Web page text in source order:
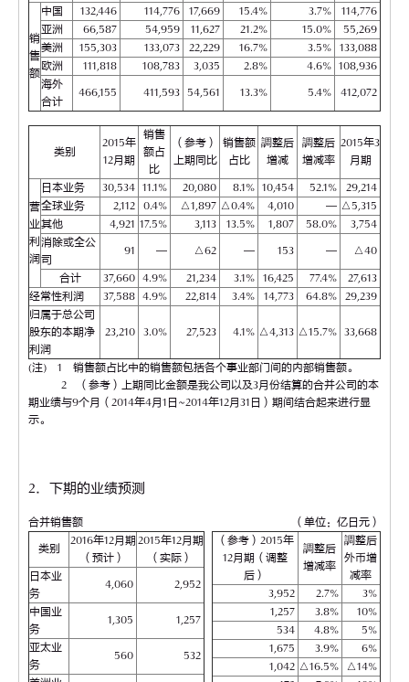
销
售
额
中国 132,446 114,776 17,669 15.4% 3.7%
114,776
亚洲
66,587 54,959 11,627 21.2% 15.0%
55,269
美洲
155,303 133,073 22,229 16.7% 3.5%
133,088
欧洲
111,818 108,783 3,035 2.8% 4.6% 108,936
海外
合计
466,155 411,593 54,561 13.3% 5.4% 412,072
类别
2015年
12月期
销售
额占
比
（参考）
上期同比
销售额
占比
調整后
增减
調整后
增减率
2015年3
月期
营
业
利
润
日本业务 30,534 11.1% 20,080 8.1% 10,454 52.1%
29,214
全球业务
2,112 0.4% △1,897 △0.4% 4,010 ― △5,315
其他
4,921 17.5% 3,113 13.5% 1,807 58.0%
3,754
消除或全公
司
91 ― △62 ― 153 ― △40
合计 37,660 4.9% 21,234 3.1% 16,425 77.4%
27,613
经常性利润
37,588 4.9% 22,814 3.4% 14,773 64.8%
29,239
归属于总公司
股东的本期净
利润
23,210 3.0% 27,523 4.1% △4,313 △15.7% 33,668
(注) 1 销售额占比中的销售额包括各个事业部门间的内部销售额。
2 （参考）上期同比金额是我公司以及3月份结算的合并公司的本
期业绩与9个月（2014年4月1日~2014年12月31日）期间结合起来进行显
示。
2．下期的业绩预测
合并销售额 （单位：亿日元）
类别
2016年12月期
（预计）
2015年12月期
（实际）
日本业
务
4,060 2,952
中国业
务
1,305 1,257
亚太业
务
560 532
（参考）2015年
12月期（调整
后）
調整后
增减率
調整后
外币增
减率
3,952
2.7%
3%
1,257
3.8%
10%
534
4.8%
5%
1,675
3.9%
6%
1,042 △16.5%
△14%